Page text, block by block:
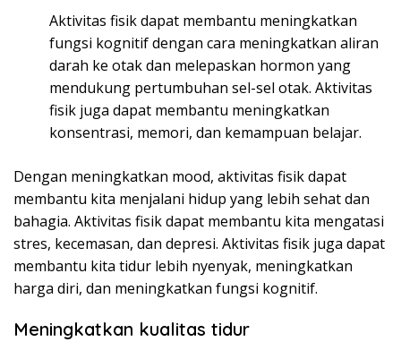
Aktivitas fisik dapat membantu meningkatkan
fungsi kognitif dengan cara meningkatkan aliran
darah ke otak dan melepaskan hormon yang
mendukung pertumbuhan sel-sel otak. Aktivitas
fisik juga dapat membantu meningkatkan
konsentrasi, memori, dan kemampuan belajar.
Dengan meningkatkan mood, aktivitas fisik dapat
membantu kita menjalani hidup yang lebih sehat dan
bahagia. Aktivitas fisik dapat membantu kita mengatasi
stres, kecemasan, dan depresi. Aktivitas fisik juga dapat
membantu kita tidur lebih nyenyak, meningkatkan
harga diri, dan meningkatkan fungsi kognitif.
Meningkatkan kualitas tidur